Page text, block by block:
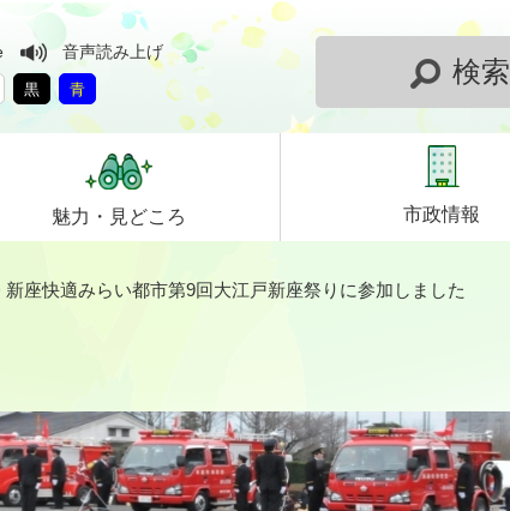
音声読み上げ
黒 青
検索
魅力・ 見どころ 市政情報
新座快適みらい都市第9回大江戸新座祭りに参加しました